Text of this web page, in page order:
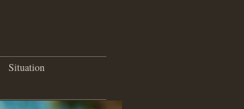
Situation